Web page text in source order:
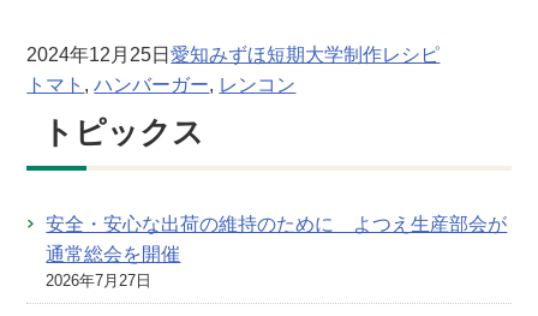
2024年12月25日愛知みずほ短期大学制作レシピ
トマト , ハンバーガー, レンコン
トピックス
安全・安心な出荷の維持のために よつえ生産部会が
通常総会を開催
2026年7月27日